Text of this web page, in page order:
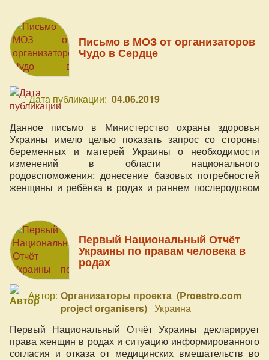
Письмо в МОЗ от организаторов
Чудо в Сердце
Дата публикации: 04.06.2019
Данное письмо в Министерство охраны здоровья
Украины имело целью показать запрос со стороны
беременных и матерей Украины о необходимости
изменений в области национального
родовспоможения: донесение базовых потребностей
женщины и ребёнка в родах и раннем послеродовом
Первый Национальный Отчёт
Украины по правам человека в
родах
Автор: Организаторы проекта (Proestro.com
project organisers) Украина
Первый Национальный Отчёт Украины декларирует
права женщин в родах и ситуацию информированного
согласия и отказа от медицинских вмешательств во